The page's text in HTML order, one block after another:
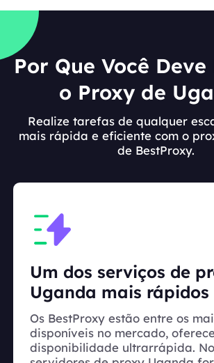
Por Que Você Deve
o Proxy de
Realize tarefas de qualquer
mais rápida e eficiente com o
de BestProxy.
Um dos serviços de
Uganda mais rápidos
Os BestProxy estão entre os
disponíveis no mercado,
disponibilidade ultrarrápida.